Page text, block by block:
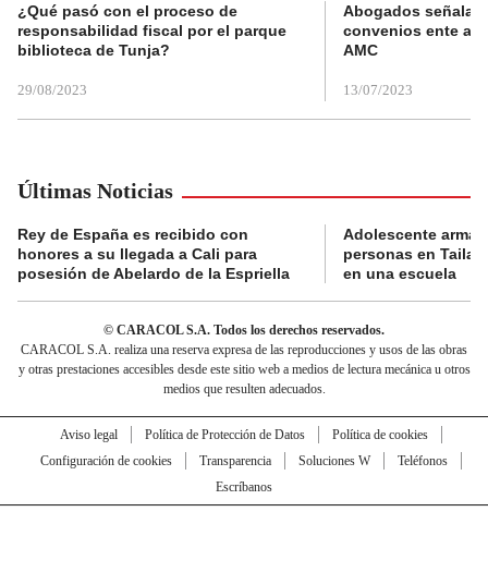
¿Qué pasó con el proceso de
responsabilidad fiscal por el parque
biblioteca de Tunja?
29/08/2023
Abogados
convenios ente
AMC
13/07/2023
Últimas Noticias
Rey de España es recibido con
honores a su llegada a Cali para
posesión de Abelardo de la Espriella
Adolescente
personas en
en una escuela
© CARACOL S.A. Todos los derechos reservados.
CARACOL S.A. realiza una reserva expresa de las reproducciones y usos de las obras
y otras prestaciones accesibles desde este sitio web a medios de lectura mecánica u otros
medios que resulten adecuados.
Aviso legal Política de Protección de Datos
Política de cookies
Configuración de cookies
Transparencia Soluciones W
Teléfonos
Escríbanos